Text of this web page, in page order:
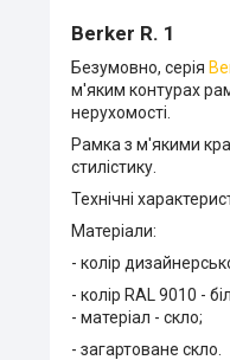
Berker R. 1
Безумовно, серія
м'яким контурах
нерухомості.
Рамка з м'якими
стилістику.
Технічні
Матеріали:
- колір
- колір RAL 9010 -
- матеріал - скло;
- загартоване скло.